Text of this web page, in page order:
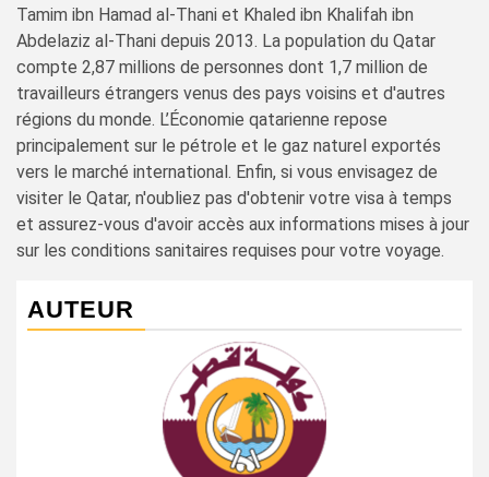
Tamim ibn Hamad al-Thani et Khaled ibn Khalifah ibn
Abdelaziz al-Thani depuis 2013. La population du Qatar
compte 2,87 millions de personnes dont 1,7 million de
travailleurs étrangers venus des pays voisins et d'autres
régions du monde. L’Économie qatarienne repose
principalement sur le pétrole et le gaz naturel exportés
vers le marché international. Enfin, si vous envisagez de
visiter le Qatar, n'oubliez pas d'obtenir votre visa à temps
et assurez-vous d'avoir accès aux informations mises à jour
sur les conditions sanitaires requises pour votre voyage.
AUTEUR